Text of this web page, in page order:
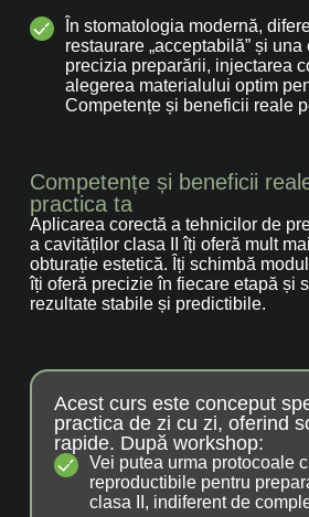
În stomatologia modernă,
restaurare „acceptabilă” și
precizia preparării, injectarea
alegerea materialului optim
Competențe și beneficii reale
Competențe și beneficii
practica ta
Aplicarea corectă a tehnicilor de
a cavităților clasa II îți oferă mult
obturație estetică. Îți schimbă
îți oferă precizie în fiecare etapă și
rezultate stabile și predictibile.
Acest curs este conceput
practica de zi cu zi, oferind
rapide. După workshop:
Vei putea urma protocoale
reproductibile pentru
clasa II, indiferent de